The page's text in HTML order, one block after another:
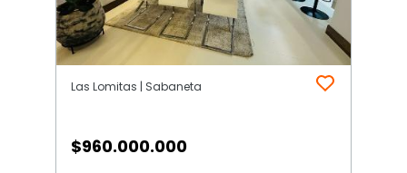
Las Lomitas | Sabaneta
$960.000.000